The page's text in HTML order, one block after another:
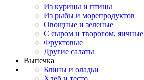
Из курицы и птицы
Из рыбы и морепродуктов
Овощные и зеленые
С сыром и творогом, яичные
Фруктовые
Другие салаты
Выпечка
Блины и оладьи